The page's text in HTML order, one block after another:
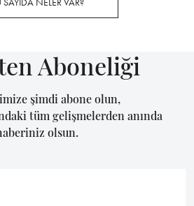
Aboneliği
şimdi abone olun,
tüm gelişmelerden anında
olsun.